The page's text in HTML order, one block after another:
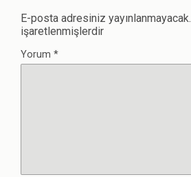
E-posta adresiniz yayınlanmayacak.
işaretlenmişlerdir
Yorum *